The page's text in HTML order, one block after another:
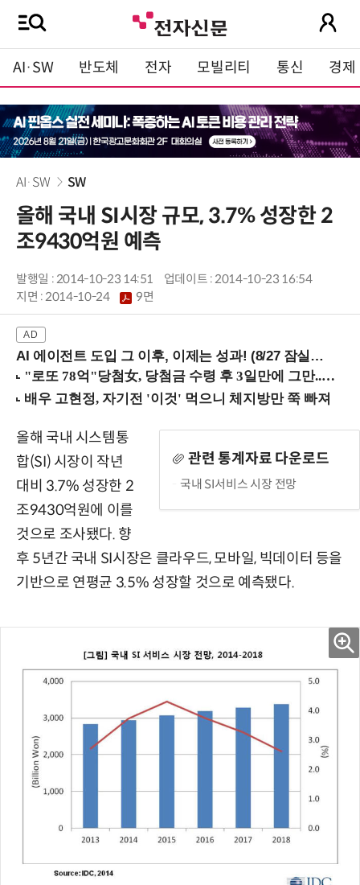
AI·SW 반도체 전자 모빌리티 통신 경제
AI·SW SW
올해 국내 SI시장 규모, 3.7% 성장한 2
조9430억원 예측
발행일 : 2014-10-23 14:51
업데이트 : 2014-10-23 16:54
지면 :2014-10-24 9면
AI 에이전트 도입 그 이후, 이제는 성과! (8/27 잠실역)
관련 통계자료 다운로드
국내 SI서비스 시장 전망
올해 국내 시스템통
합(SI) 시장이 작년
대비 3.7% 성장한 2
조9430억원에 이를
것으로 조사됐다. 향
후 5년간 국내 SI시장은 클라우드, 모바일, 빅데이터 등을
기반으로 연평균 3.5% 성장할 것으로 예측됐다.